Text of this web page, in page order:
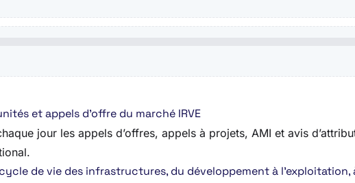
et appels d’offre du marché IRVE
jour les appels d’offres, appels à projets, AMI et avis
de vie des infrastructures, du développement à